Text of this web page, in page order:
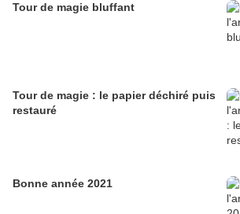
Tour de magie bluffant
Tour de magie : le papier déchiré puis
restauré
Bonne année 2021